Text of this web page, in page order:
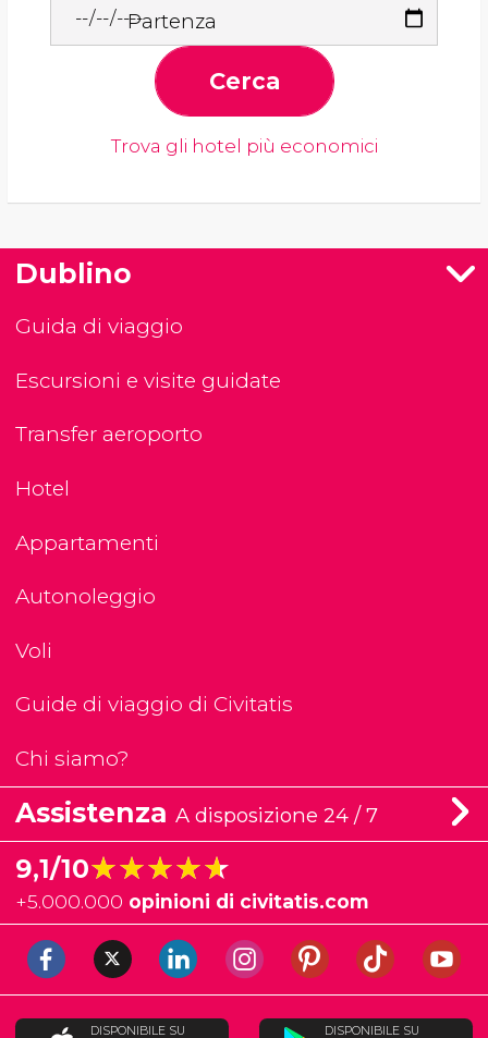
Partenza
Cerca
Trova gli hotel più economici
Dublino
Guida di viaggio
Escursioni e visite guidate
Transfer aeroporto
Hotel
Appartamenti
Autonoleggio
Voli
Guide di viaggio di Civitatis
Chi siamo?
Assistenza A disposizione 24 / 7
9,1/10★★★★★
★★★★★
+5.000.000 opinioni di civitatis.com
DISPONIBILE SU DISPONIBILE SU